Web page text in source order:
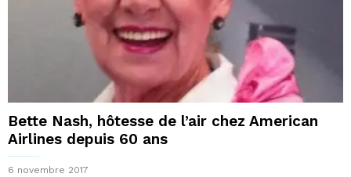
Bette Nash, hôtesse de l’air chez American
Airlines depuis 60 ans
6 novembre 2017